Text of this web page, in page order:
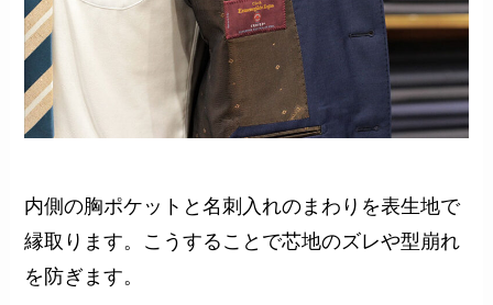
内側の胸ポケットと名刺入れのまわりを表生地で
縁取ります。こうすることで芯地のズレや型崩れ
を防ぎます。